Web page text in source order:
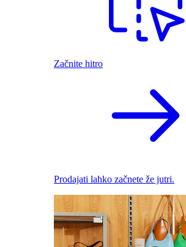
Začnite hitro
Prodajati lahko začnete že jutri.